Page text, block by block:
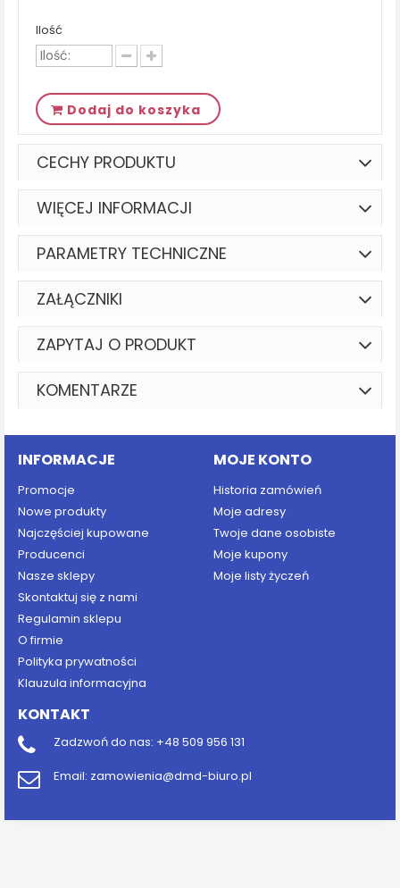
Ilość
Dodaj do koszyka
CECHY PRODUKTU
WIĘCEJ INFORMACJI
PARAMETRY TECHNICZNE
ZAŁĄCZNIKI
ZAPYTAJ O PRODUKT
KOMENTARZE
INFORMACJE
Promocje
Nowe produkty
Najczęściej kupowane
Producenci
Nasze sklepy
Skontaktuj się z nami
Regulamin sklepu
O firmie
Polityka prywatności
Klauzula informacyjna
MOJE KONTO
Historia zamówień
Moje adresy
Twoje dane osobiste
Moje kupony
Moje listy życzeń
KONTAKT
Zadzwoń do nas: +48 509 956 131
Email: zamowienia@dmd-biuro.pl